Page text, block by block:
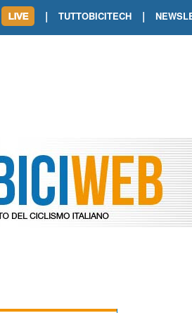
TOUR DE FRANCE. ORCIERES-
TOUR DE FRANCE. A VOIRON TRIONFO
| TUTTOBICITECH |